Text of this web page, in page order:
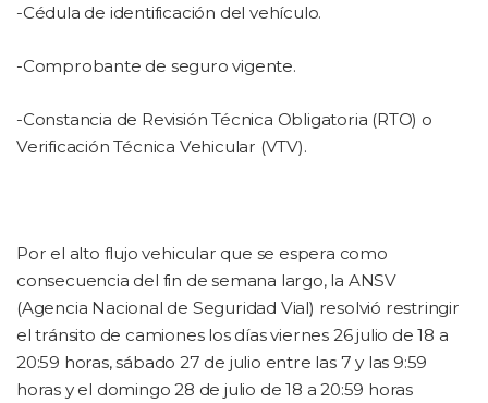
-Cédula de identificación del vehículo.
-Comprobante de seguro vigente.
-Constancia de Revisión Técnica Obligatoria (RTO) o
Verificación Técnica Vehicular (VTV).
Por el alto flujo vehicular que se espera como
consecuencia del fin de semana largo, la ANSV
(Agencia Nacional de Seguridad Vial) resolvió restringir
el tránsito de camiones los días viernes 26 julio de 18 a
20:59 horas, sábado 27 de julio entre las 7 y las 9:59
horas y el domingo 28 de julio de 18 a 20:59 horas